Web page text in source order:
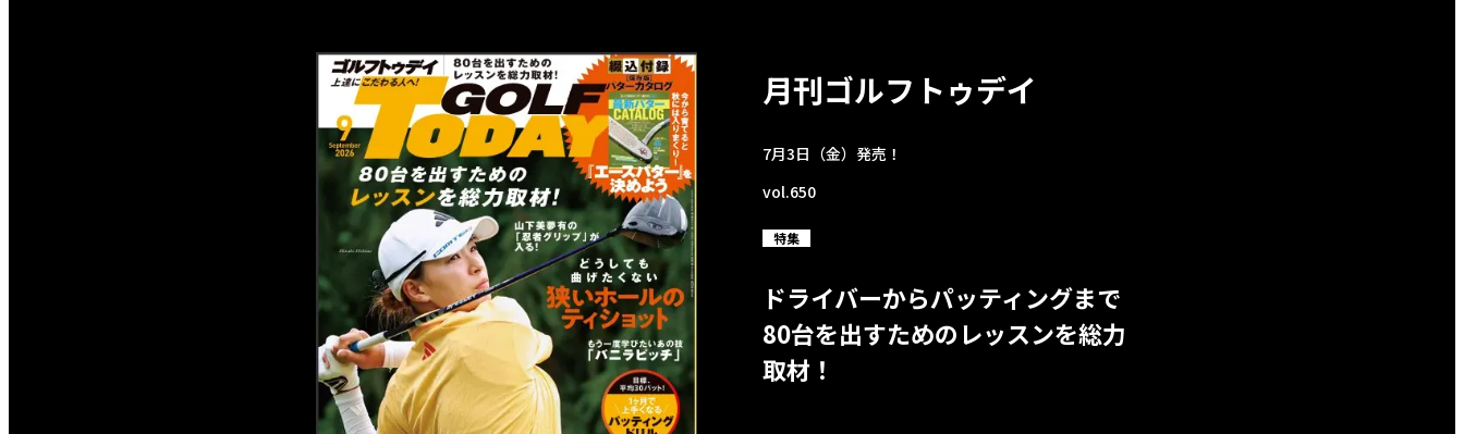
月刊ゴルフトゥデイ
7月3日（金）発売！
vol.650
特集
ドライバーからパッティングまで
80台を出すためのレッスンを総力
取材！